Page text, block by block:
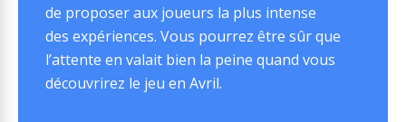
de proposer aux joueurs la plus intense
des expériences. Vous pourrez être sûr que
l’attente en valait bien la peine quand vous
découvrirez le jeu en Avril.